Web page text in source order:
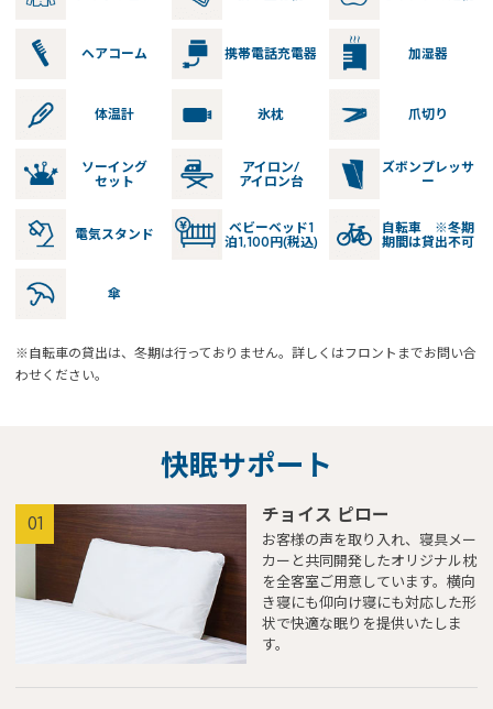
※You will be redirected to Choice Hotel International official
clicking each hotel name.
Rates and the membership program differ from Japanese website.
Global Site
You can see the FAQ as follows.
ヘアコーム 携帯電話充電器 加湿器
体温計 氷枕 爪切り
ソーイング
セット
アイロン/
アイロン台
ズボンプレッサ
ー
電気スタンド
ベビーベッド1
泊1,100円(税込)
自転車 ※冬期
期間は貸出不可
傘
※自転車の貸出は、冬期は行っておりません。詳しくはフロントまでお問い合
わせください。
快眠サポート
01 チョイス ピロー
お客様の声を取り入れ、寝具メー
カーと共同開発したオリジナル枕
を全客室ご用意しています。横向
き寝にも仰向け寝にも対応した形
状で快適な眠りを提供いたしま
す。